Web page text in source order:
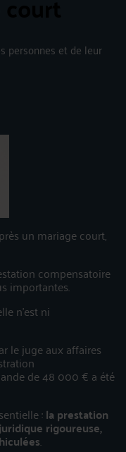
personnes et de leur
un mariage court,
compensatoire
importantes.
n’est ni
le juge aux affaires
de 48 000 € a été
:la prestation
rigoureuse,
.